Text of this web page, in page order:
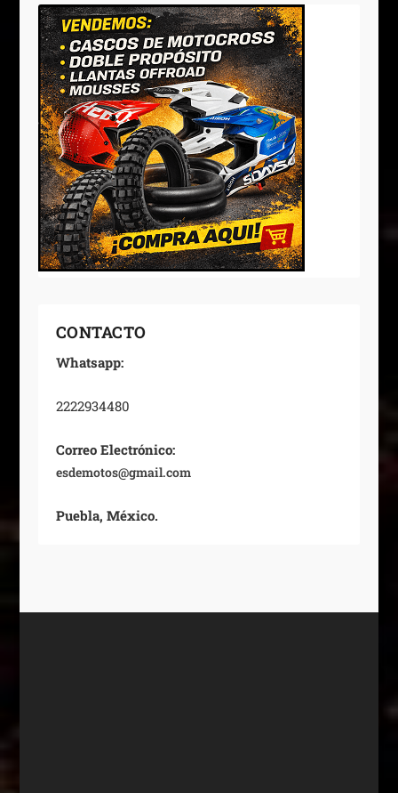
CONTACTO
Whatsapp:
2222934480
Correo Electrónico:
esdemotos@gmail.com
Puebla, México.